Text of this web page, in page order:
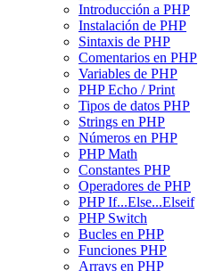
Introducción a PHP
Instalación de PHP
Sintaxis de PHP
Comentarios en PHP
Variables de PHP
PHP Echo / Print
Tipos de datos PHP
Strings en PHP
Números en PHP
PHP Math
Constantes PHP
Operadores de PHP
PHP If...Else...Elseif
PHP Switch
Bucles en PHP
Funciones PHP
Arrays en PHP